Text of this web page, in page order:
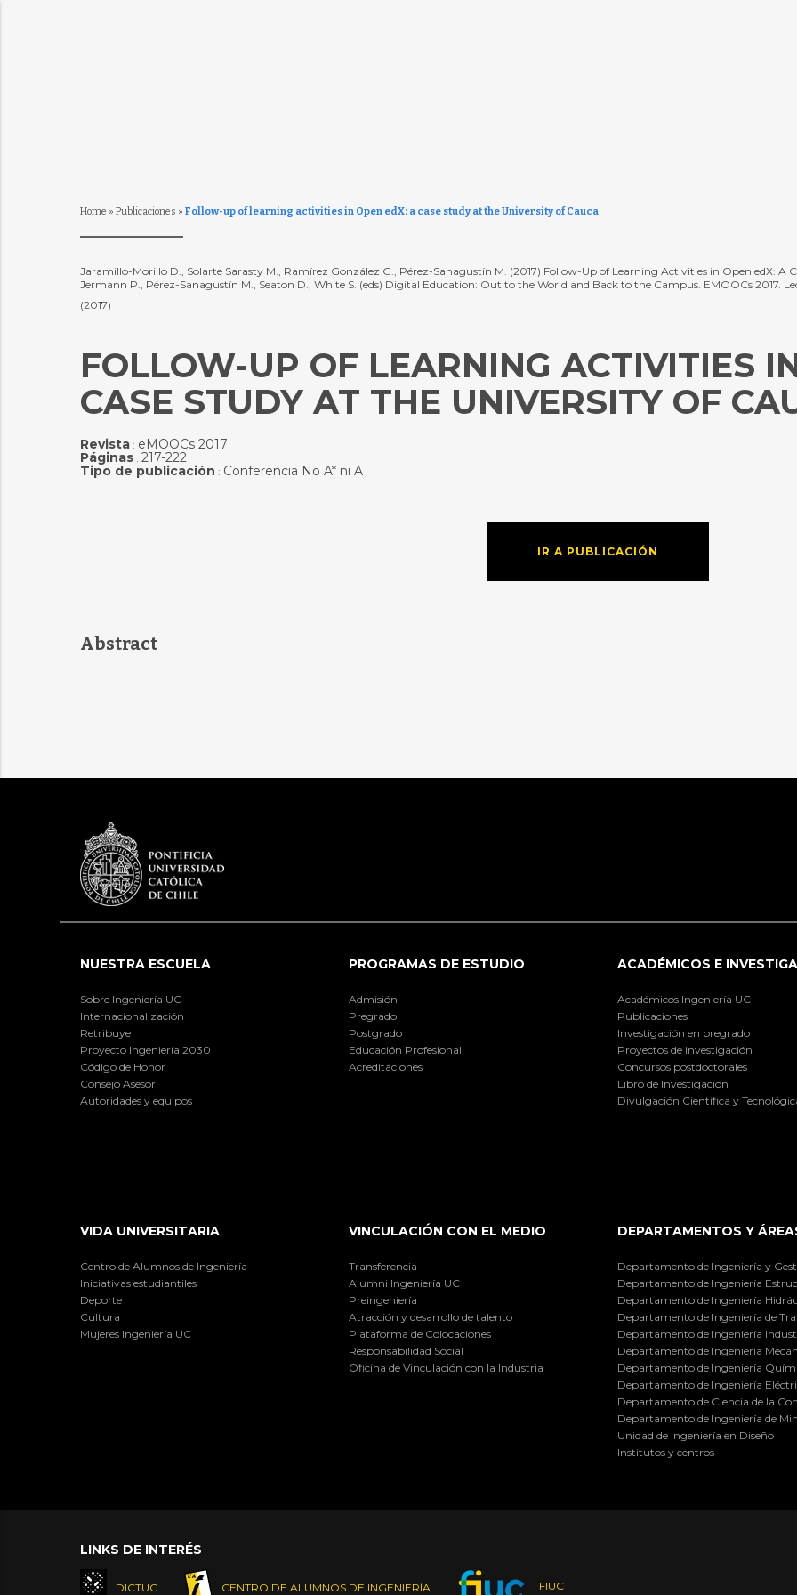
Home » Publicaciones » Follow-up of learning activities in Open edX: a case study at the University of Cauca
Jaramillo-Morillo D., Solarte Sarasty M., Ramírez González G., Pérez-Sanagustín M. (2017) Follow-Up of Learning Activities in Open edX: A
Jermann P., Pérez-Sanagustín M., Seaton D., White S. (eds) Digital Education: Out to the World and Back to the Campus. EMOOCs 2017.
(2017)
FOLLOW-UP OF LEARNING ACTIVITIES
CASE STUDY AT THE UNIVERSITY OF
Revista: eMOOCs 2017
Páginas: 217-222
Tipo de publicación : Conferencia No A* ni A
IR A PUBLICACIÓN
Abstract
NUESTRA ESCUELA
Sobre Ingeniería UC
Internacionalización
Retribuye
Proyecto Ingeniería 2030
Código de Honor
Consejo Asesor
Autoridades y equipos
PROGRAMAS DE ESTUDIO
Admisión
Pregrado
Postgrado
Educación Profesional
Acreditaciones
ACADÉMICOS E
Académicos Ingeniería UC
Publicaciones
Investigación en pregrado
Proyectos de investigación
Concursos postdoctorales
Libro de Investigación
Divulgación Científica y
VIDA UNIVERSITARIA
Centro de Alumnos de Ingeniería
Iniciativas estudiantiles
Deporte
Cultura
Mujeres Ingeniería UC
VINCULACIÓN CON EL MEDIO
Transferencia
Alumni Ingeniería UC
Preingeniería
Atracción y desarrollo de talento
Plataforma de Colocaciones
Responsabilidad Social
Oficina de Vinculación con la Industria
DEPARTAMENTOS Y
Departamento de Ingeniería y
Departamento de Ingeniería
Departamento de Ingeniería
Departamento de Ingeniería de
Departamento de Ingeniería
Departamento de Ingeniería
Departamento de Ingeniería
Departamento de Ingeniería
Departamento de Ciencia de la
Departamento de Ingeniería de
Unidad de Ingeniería en Diseño
Institutos y centros
LINKS DE INTERÉS
DICTUC CENTRO DE ALUMNOS DE INGENIERÍA FIUC